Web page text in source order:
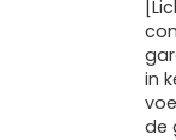
in
de